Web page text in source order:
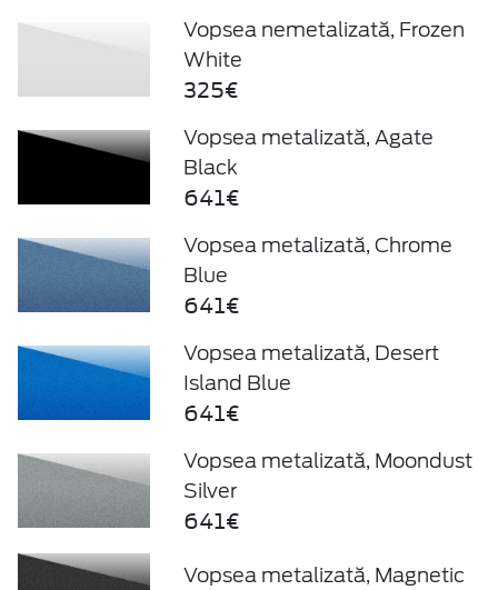
Vopsea nemetalizată, Frozen
White
325€
Vopsea metalizată, Agate
Black
641€
Vopsea metalizată, Chrome
Blue
641€
Vopsea metalizată, Desert
Island Blue
641€
Vopsea metalizată, Moondust
Silver
641€
Vopsea metalizată, Magnetic